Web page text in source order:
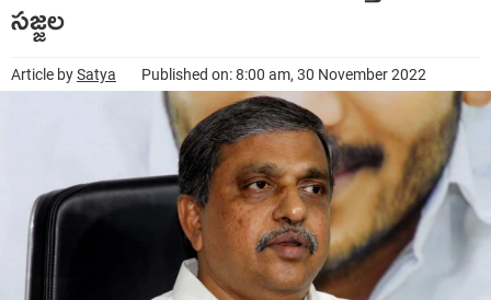
స‌జ్జ‌ల
Article bySatya Published on: 8:00 am, 30 November 2022